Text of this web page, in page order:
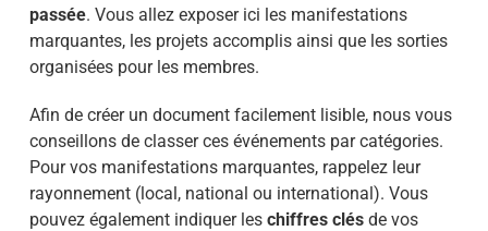
passée. Vous allez exposer ici les manifestations
marquantes, les projets accomplis ainsi que les sorties
organisées pour les membres.
Afin de créer un document facilement lisible, nous vous
conseillons de classer ces événements par catégories.
Pour vos manifestations marquantes, rappelez leur
rayonnement (local, national ou international). Vous
pouvez également indiquer les chiffres clésde vos